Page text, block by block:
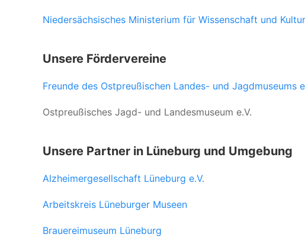
Niedersächsisches Ministerium für Wissenschaft und Kultur
Unsere Fördervereine
Freunde des Ostpreußischen Landes- und Jagdmuseums
Ostpreußisches Jagd- und Landesmuseum e.V.
Unsere Partner in Lüneburg und Umgebung
Alzheimergesellschaft Lüneburg e.V.
Arbeitskreis Lüneburger Museen
Brauereimuseum Lüneburg